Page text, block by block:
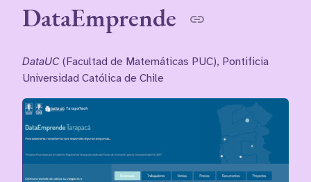
DataEmprende
DataUC (Facultad de Matemáticas PUC), Pontificia
Universidad Católica de Chile